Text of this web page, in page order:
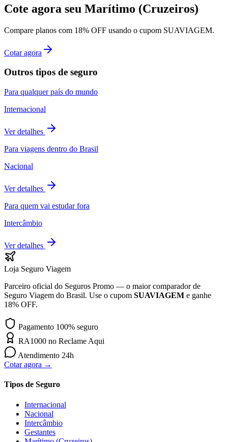
Cote agora seu Marítimo (Cruzeiros)
Compare planos com 18% OFF usando o cupom SUAVIAGEM.
Cotar agora
Outros tipos de seguro
Para qualquer país do mundo
Internacional
Ver detalhes
Para viagens dentro do Brasil
Nacional
Ver detalhes
Para quem vai estudar fora
Intercâmbio
Ver detalhes
Loja Seguro Viagem
Parceiro oficial do Seguros Promo — o maior comparador de
Seguro Viagem do Brasil. Use o cupom SUAVIAGEM e ganhe
18% OFF.
Pagamento 100% seguro
RA1000 no Reclame Aqui
Atendimento 24h
Cotar agora →
Tipos de Seguro
Internacional
Nacional
Intercâmbio
Gestantes